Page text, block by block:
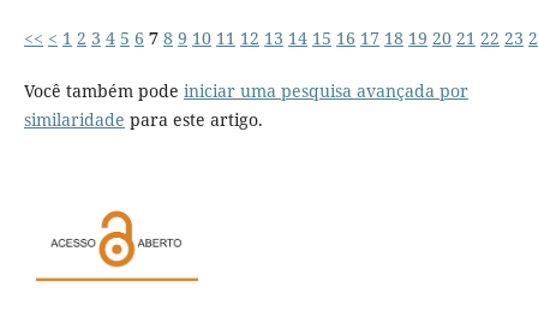
<< < 1 2 3 4 5 6 7 8 9 10 11 12 13 14 15 16 17 18 19 20 21 22 23
Você também pode iniciar uma pesquisa avançada por
similaridade para este artigo.